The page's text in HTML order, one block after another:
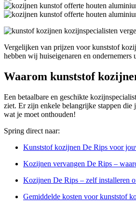
Vergelijken van prijzen voor kunststof
hebben wij huiseigenaren en
Waarom kunststof
Een betaalbare en geschikte
ziet. Er zijn enkele belangrijke stappen
wat je moet onthouden!
Spring direct naar:
Kunststof kozijnen De Rips voor
Kozijnen vervangen De Rips –
Kozijnen De Rips – zelf installeren
Gemiddelde kosten voor kunststof